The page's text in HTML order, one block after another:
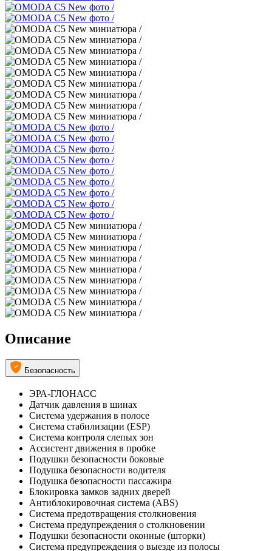
Описание
Безопасность
ЭРА-ГЛОНАСС
Датчик давления в шинах
Система удержания в полосе
Система стабилизации (ESP)
Система контроля слепых зон
Ассистент движения в пробке
Подушки безопасности боковые
Подушка безопасности водителя
Подушка безопасности пассажира
Блокировка замков задних дверей
Антиблокировочная система (ABS)
Система предотвращения столкновения
Система предупреждения о столкновении
Подушки безопасности оконные (шторки)
Система предупреждения о выезде из полосы